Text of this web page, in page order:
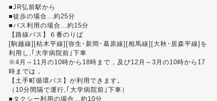
■JR弘前駅から
■徒歩の場合…約25分
■バス利用の場合…約15分
【路線バス】６番のりば
[駒越線][枯木平線][弥生･新岡･葛原線][相馬線][大秋･居森平線]を
利用し,｢大学病院前｣下車
※4月～11月の10時から18時まで，及び12月～3月の10時から17
時までは，
【土手町循環バス】が利用できます。
（10分間隔で運行,｢大学病院前｣下車）
■タクシー利用の場合…約10分